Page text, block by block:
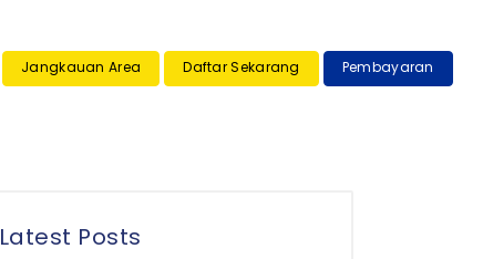
Jangkauan Area Daftar Sekarang Pembayaran
Latest Posts